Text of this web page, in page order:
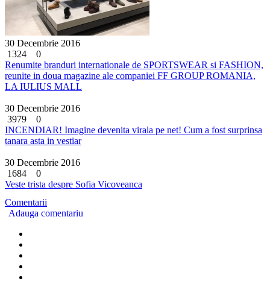
30 Decembrie 2016
1324
0
Renumite branduri internationale de SPORTSWEAR si FASHION,
reunite in doua magazine ale companiei FF GROUP ROMANIA,
LA IULIUS MALL
30 Decembrie 2016
3979
0
INCENDIAR! Imagine devenita virala pe net! Cum a fost surprinsa
tanara asta in vestiar
30 Decembrie 2016
1684
0
Veste trista despre Sofia Vicoveanca
Comentarii
Adauga comentariu